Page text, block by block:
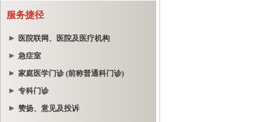
服务捷径
医院联网、医院及医疗机构
急症室
家庭医学门诊 (前称普通科门诊)
专科门诊
赞扬、意见及投诉